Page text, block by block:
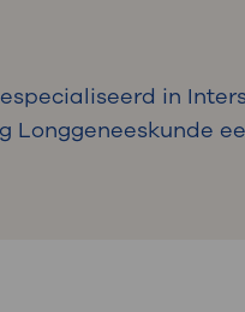
in
Longgeneeskunde